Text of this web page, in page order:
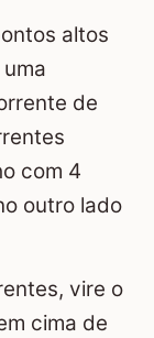
altos
de
com 4
outro lado
vire o
cima de